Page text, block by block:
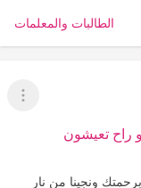
الطالبات والمعلمات
عرض
راح تعيشون
ونجينا من نار